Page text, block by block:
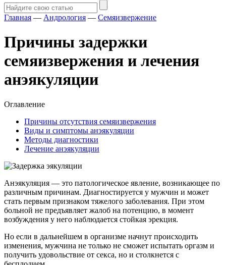
Главная — Андрология — Семяизвержение
Причины задержки
семяизвержения и лечения
анэякуляции
Оглавление
Причины отсутствия семяизвержения
Виды и симптомы анэякуляции
Методы диагностики
Лечение анэякуляции
Анэякуляция — это патологическое явление, возникающее по
различным причинам. Диагностируется у мужчин и может
стать первым признаком тяжелого заболевания. При этом
больной не предъявляет жалоб на потенцию, в момент
возбуждения у него наблюдается стойкая эрекция.
Но если в дальнейшем в организме начнут происходить
изменения, мужчина не только не сможет испытать оргазм и
получить удовольствие от секса, но и столкнется с